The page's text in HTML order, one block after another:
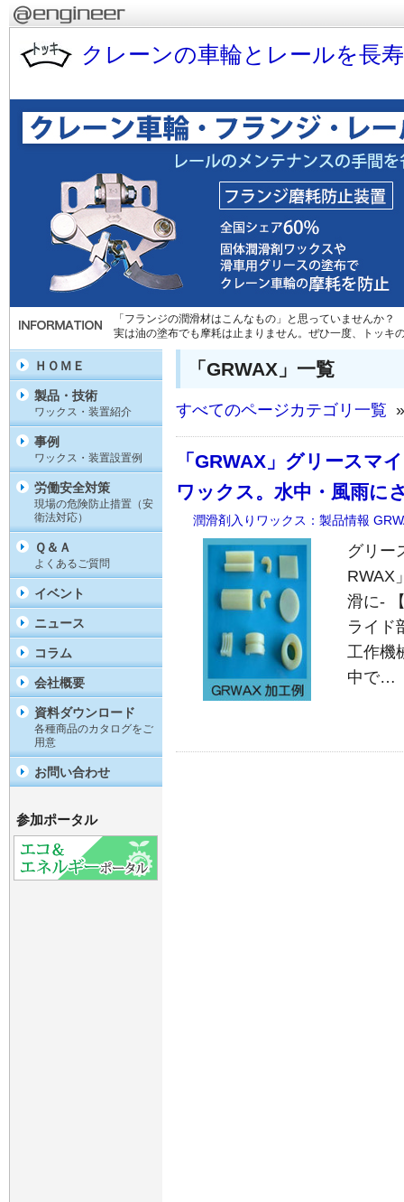
クレーンの車輪とレールを長
「フランジの潤滑材はこんなもの」と思っていませんか？
実は油の塗布でも摩耗は止まりません。ぜひ一度、トッキ
「GRWAX」一覧
すべてのページカテゴリ一覧
「GRWAX」グリースマ
ワックス。水中・風雨に
潤滑剤入りワックス：製品情報
グリー
RWAX
滑に-
ライド
工作機
中で…
ＨＯＭＥ
製品・技術
ワックス・装置紹介
事例
ワックス・装置設置例
労働安全対策
現場の危険防止措置（安
衛法対応）
Ｑ＆Ａ
よくあるご質問
イベント
ニュース
コラム
会社概要
資料ダウンロード
各種商品のカタログをご
用意
お問い合わせ
参加ポータル